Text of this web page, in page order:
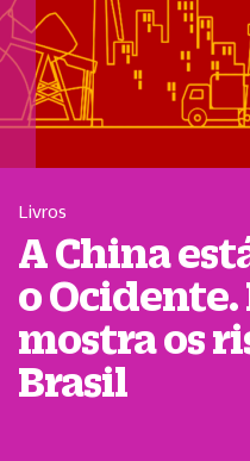
Livros
A China
o
mostra os
Brasil